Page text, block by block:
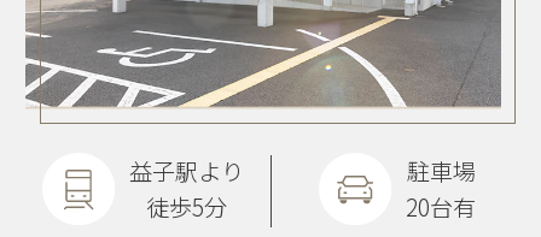
益子駅より
徒歩5分
駐車場
20台有